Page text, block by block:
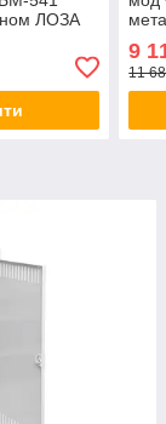
ЛОЗА
9
11